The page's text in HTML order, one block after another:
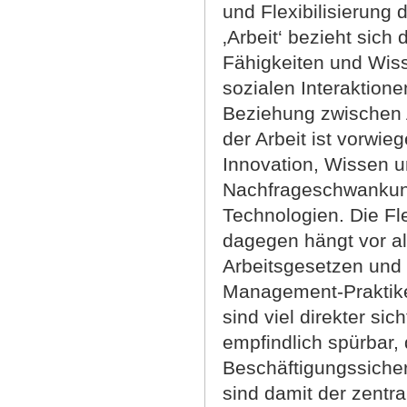
und Flexibilisierung
‚Arbeit‘ bezieht
Fähigkeiten und
sozialen
Beziehung
der Arbeit ist
Innovation, Wissen
Technologien. Die
dagegen hängt vor
Arbeitsgesetzen
Management-
sind viel direkter
empfindlich
sind damit der